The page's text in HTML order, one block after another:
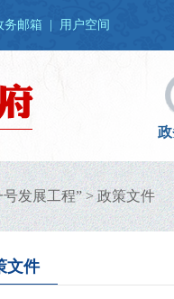
务邮箱 用户空间
发展工程”>政策文件
文件